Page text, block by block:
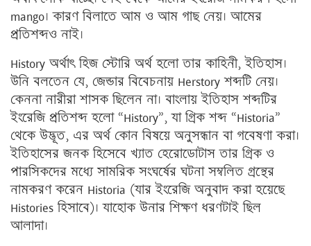
mango। কারণ বিলাতে আম ও আম গাছ নেয়। আমের
প্রতিশব্দও নাই।
History অর্থাৎ হিজ স্টোরি অর্থ হলো তার কাহিনী, ইতিহাস।
উনি বলতেন যে, জেন্ডার বিবেচনায় Herstory শব্দটি নেয়।
কেননা নারীরা শাসক ছিলেন না। বাংলায় ইতিহাস শব্দটির
ইংরেজি প্রতিশব্দ হলো “History”, যা গ্রিক শব্দ “Historia”
থেকে উদ্ভূত, এর অর্থ কোন বিষয়ে অনুসন্ধান বা গবেষণা করা।
ইতিহাসের জনক হিসেবে খ্যাত হেরোডোটাস তার গ্রিক ও
পারসিকদের মধ্যে সামরিক সংঘর্ষের ঘটনা সম্বলিত গ্রন্থের
নামকরণ করেন Historia (যার ইংরেজি অনুবাদ করা হয়েছে
Histories হিসাবে)। যাহোক উনার শিক্ষণ ধরণটাই ছিল
আলাদা।